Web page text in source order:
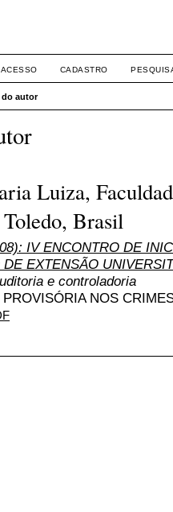
ACESSO CADASTRO
do autor
Luiza,
Brasil
IV ENCONTRO DE
EXTENSÃO
e controladoria
NOS